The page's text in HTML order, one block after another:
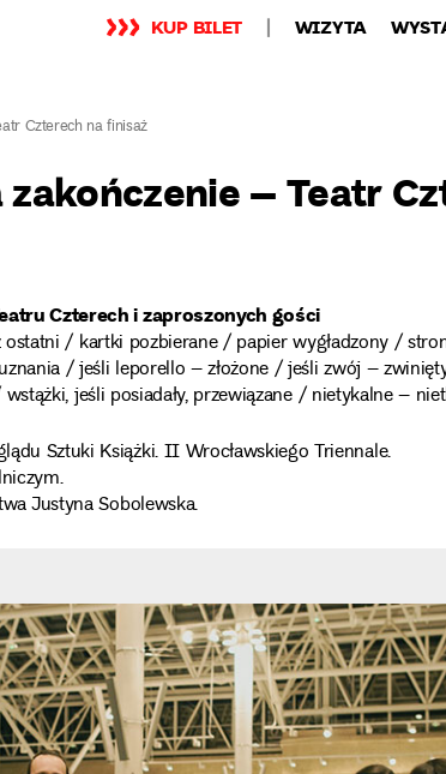
KUP BILET WIZYTA
Czterech na finisaż
– Teatr
Czterech i zaproszonych gości
/ kartki pozbierane / papier wygładzony /
/ jeśli leporello – złożone / jeśli zwój –
jeśli posiadały, przewiązane / nietykalne –
Sztuki Książki. II Wrocławskiego Triennale.
Justyna Sobolewska.